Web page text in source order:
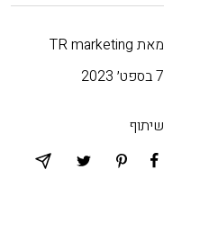
מאת TR marketing
7 בספט׳ 2023
שיתוף